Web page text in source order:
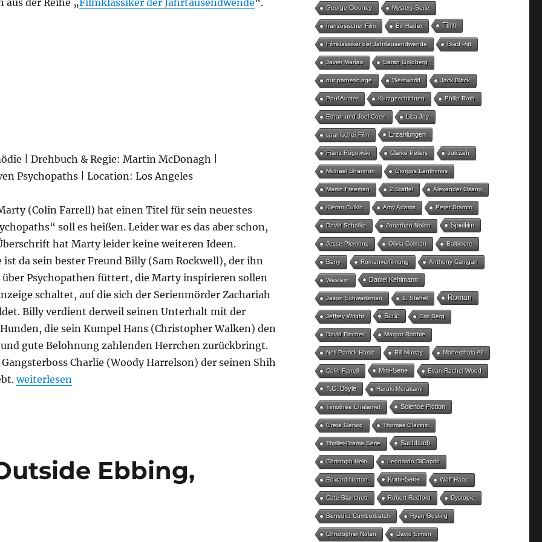
der Reihe „Filmklassiker der Jahrtausendwende“.
| Drehbuch & Regie: Martin McDonagh |
Psychopaths | Location: Los Angeles
(Colin Farrell) hat einen Titel für sein neuestes
soll es heißen. Leider war es das aber schon,
hat Marty leider keine weiteren Ideen.
ist da sein bester Freund Billy (Sam Rockwell), der ihn
Psychopathen füttert, die Marty inspirieren sollen
schaltet, auf die sich der Serienmörder Zachariah
Billy verdient derweil seinen Unterhalt mit der
die sein Kumpel Hans (Christopher Walken) den
gute Belohnung zahlenden Herrchen zurückbringt.
Charlie (Woody Harrelson) der seinen Shih
„7 Psychos“
weiterlesen
Ebbing,
George Clooney Mystery-Serie
französischer Film Bill Hader Film
Filmklassiker der Jahrtausendwende Brad Pitt
Javier Marías Sarah Goldberg
our pathetic age Westworld Jack Black
Paul Auster Kurzgeschichten Philip Roth
Ethan und Joel Coen Lisa Joy
spanischer Film Erzählungen
Franz Rogowski Clarke Peters Juli Zeh
Michael Shannon Giorgos Lanthimos
Martin Freeman 2.Staffel Alexander Osang
Kieran Culkin Amy Adams Peter Stamm
David Schalko Jonathan Nolan Spielfilm
Jesse Plemons Olivia Colman Baltimore
Barry Romanverfilmung Anthony Carrigan
Western Daniel Kehlmann
Jason Schwartzman 1. Staffel Roman
Jeffrey Wright Serie Eric Berg
David Fincher Margot Robbie
Neil Patrick Harris Bill Murray Mahershala Ali
Colin Farrell Mini-Serie Evan Rachel Wood
T.C. Boyle Haruki Murakami
Timothée Chalamet Science Fiction
Greta Gerwig Thomas Glavinic
Thriller-Drama Serie Sachbuch
Christoph Hein Leonardo DiCaprio
Edward Norton Krimi-Serie Wolf Haas
Cate Blanchett Robert Redford Dystopie
Benedict Cumberbatch Ryan Gosling
Christopher Nolan David Simon